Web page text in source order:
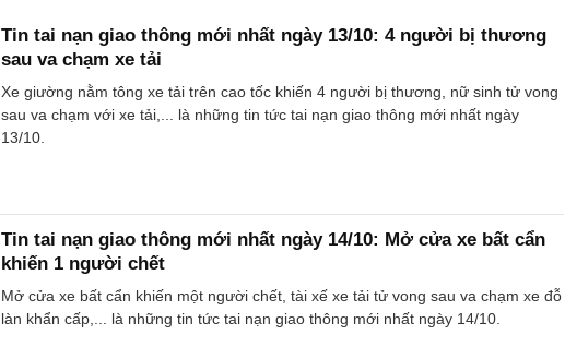
Tin tai nạn giao thông mới nhất ngày 13/10: 4 người bị thương
sau va chạm xe tải
Xe giường nằm tông xe tải trên cao tốc khiến 4 người bị thương, nữ sinh tử vong
sau va chạm với xe tải,... là những tin tức tai nạn giao thông mới nhất ngày
13/10.
Tin tai nạn giao thông mới nhất ngày 14/10: Mở cửa xe bất cẩn
khiến 1 người chết
Mở cửa xe bất cẩn khiến một người chết, tài xế xe tải tử vong sau va chạm xe đỗ
làn khẩn cấp,... là những tin tức tai nạn giao thông mới nhất ngày 14/10.